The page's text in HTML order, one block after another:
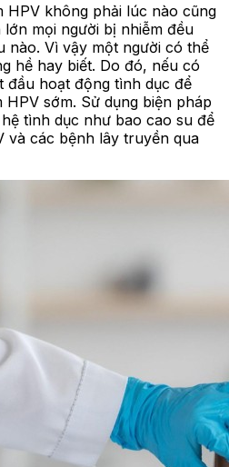
HPV không phải lúc nào cũng
mọi người bị nhiễm đều
nào. Vì vậy một người có thể
hề hay biết. Do đó, nếu có
đầu hoạt động tình dục để
sớm. Sử dụng biện pháp
tình dục như bao cao su để
và các bệnh lây truyền qua